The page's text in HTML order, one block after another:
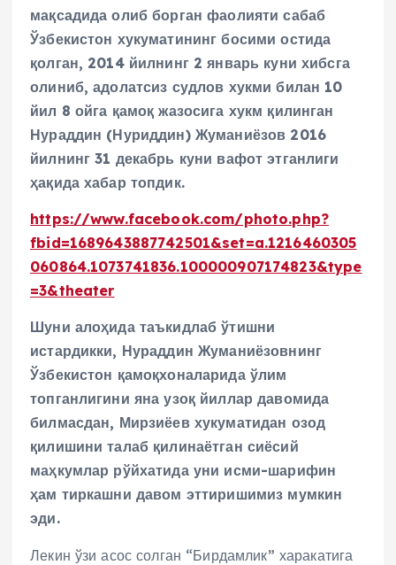
мақсадида олиб борган фаолияти сабаб
Ўзбекистон хукуматининг босими остида
қолган, 2014 йилнинг 2 январь куни хибсга
олиниб, адолатсиз судлов хукми билан 10
йил 8 ойга қамоқ жазосига хукм қилинган
Нураддин (Нуриддин) Жуманиёзов 2016
йилнинг 31 декабрь куни вафот этганлиги
ҳақида хабар топдик.
https://www.facebook.com/photo.php?
fbid=1689643887742501&set=a.1216460305
060864.1073741836.100000907174823&type
=3&theater
Шуни алоҳида таъкидлаб ўтишни
истардикки, Нураддин Жуманиёзовнинг
Ўзбекистон қамоқхоналарида ўлим
топганлигини яна узоқ йиллар давомида
билмасдан, Мирзиёев хукуматидан озод
қилишини талаб қилинаётган сиёсий
маҳкумлар рўйхатида уни исми-шарифин
ҳам тиркашни давом эттиришимиз мумкин
эди.
Лекин ўзи асос солган “Бирдамлик” харакатига